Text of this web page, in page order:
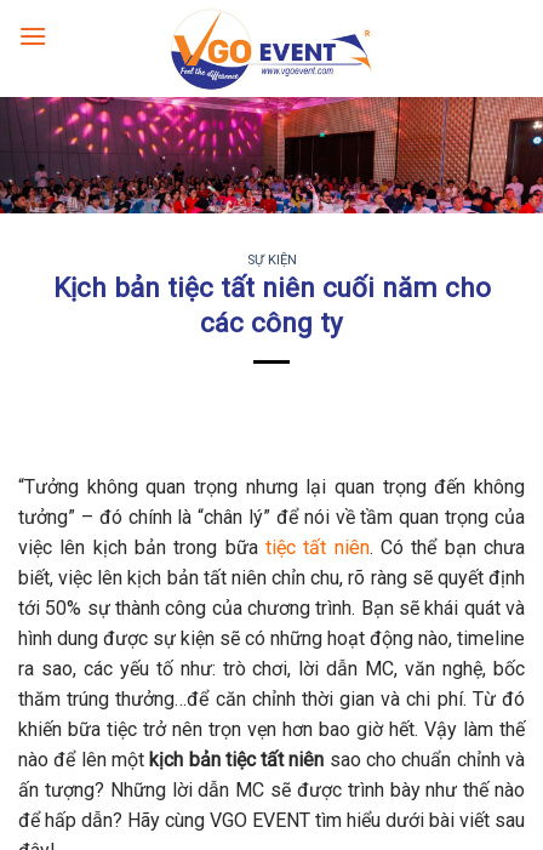
SỰ KIỆN
Kịch bản tiệc tất niên cuối năm cho
các công ty
“Tưởng không quan trọng nhưng lại quan trọng đến không
tưởng” – đó chính là “chân lý” để nói về tầm quan trọng của
việc lên kịch bản trong bữa tiệc tất niên. Có thể bạn chưa
biết, việc lên kịch bản tất niên chỉn chu, rõ ràng sẽ quyết định
tới 50% sự thành công của chương trình. Bạn sẽ khái quát và
hình dung được sự kiện sẽ có những hoạt động nào, timeline
ra sao, các yếu tố như: trò chơi, lời dẫn MC, văn nghệ, bốc
thăm trúng thưởng…để căn chỉnh thời gian và chi phí. Từ đó
khiến bữa tiệc trở nên trọn vẹn hơn bao giờ hết. Vậy làm thế
nào để lên một kịch bản tiệc tất niên sao cho chuẩn chỉnh và
ấn tượng? Những lời dẫn MC sẽ được trình bày như thế nào
để hấp dẫn? Hãy cùng VGO EVENT tìm hiểu dưới bài viết sau